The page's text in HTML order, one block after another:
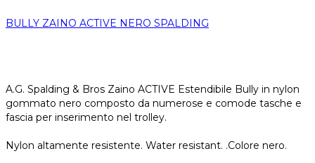
BULLY ZAINO ACTIVE NERO SPALDING
A.G. Spalding & Bros Zaino ACTIVE Estendibile Bully in nylon
gommato nero composto da numerose e comode tasche e
fascia per inserimento nel trolley.
Nylon altamente resistente. Water resistant. .Colore nero.